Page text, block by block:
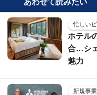
忙しい
ホテル
合…シ
魅力
新規事